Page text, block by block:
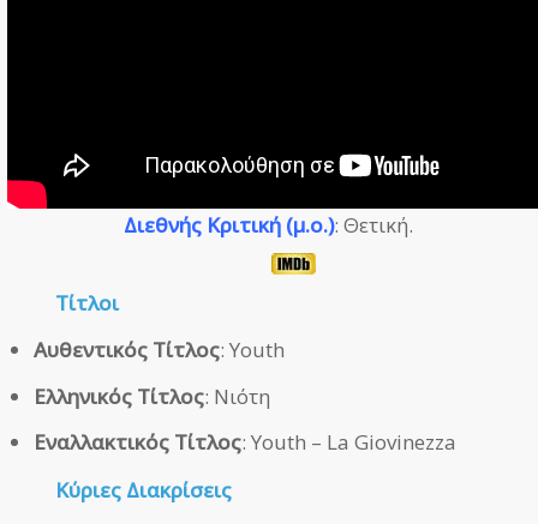
Διεθνής Κριτική (μ.ο.): Θετική.
Τίτλοι
Αυθεντικός Τίτλος: Youth
Ελληνικός Τίτλος: Νιότη
Εναλλακτικός Τίτλος: Youth – La Giovinezza
Κύριες Διακρίσεις